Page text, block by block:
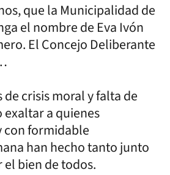
que la Municipalidad de
el nombre de Eva Ivón
El Concejo Deliberante
de crisis moral y falta de
exaltar a quienes
con formidable
han hecho tanto junto
el bien de todos.